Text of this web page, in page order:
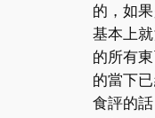
的，如
基本上
的所有
的當下
食評的